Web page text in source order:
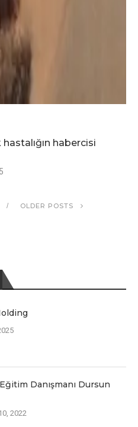
habercisi
OLDER POSTS
Danışmanı Dursun
2022